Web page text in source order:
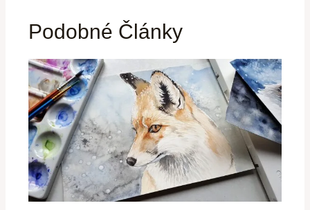
Podobné Články